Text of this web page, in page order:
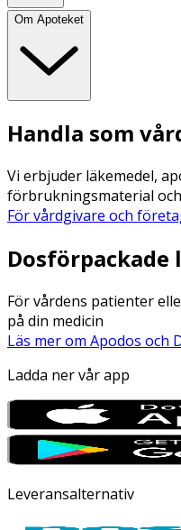
Om Apoteket
Handla som
Vi erbjuder läkemedel,
förbrukningsmaterial
För vårdgivare och
Dosförpackade
För vårdens patienter
på din medicin
Läs mer om Apodos och
Ladda ner vår app
Leveransalternativ